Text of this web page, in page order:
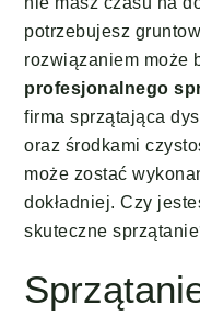
potrzebujesz
rozwiązaniem może
profesjonalnego
firma sprzątająca
oraz środkami
może zostać
dokładniej. Czy
skuteczne